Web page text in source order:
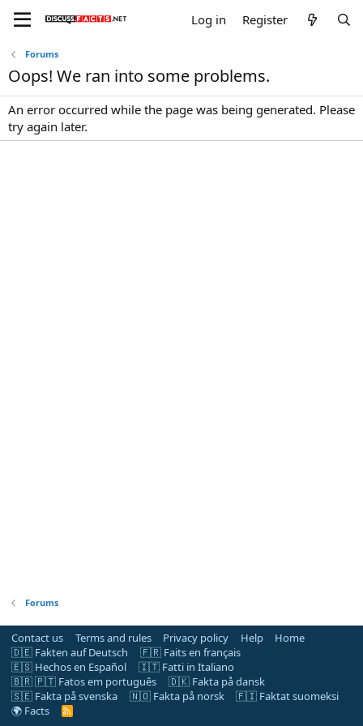
Log in Register
Forums
Oops! We ran into some problems.
An error occurred while the page was being generated. Please
try again later.
Forums
Contact us Terms and rules Privacy policy Help
Home
🇩🇪 Fakten auf Deutsch
🇫🇷 Faits en français
🇪🇸 Hechos en Español
🇮🇹 Fatti in Italiano
🇧🇷 🇵🇹 Fatos em português
🇩🇰 Fakta på dansk
🇸🇪 Fakta på svenska
🇳🇴 Fakta på norsk
🇫🇮 Faktat suomeksi
🌍 Facts
R